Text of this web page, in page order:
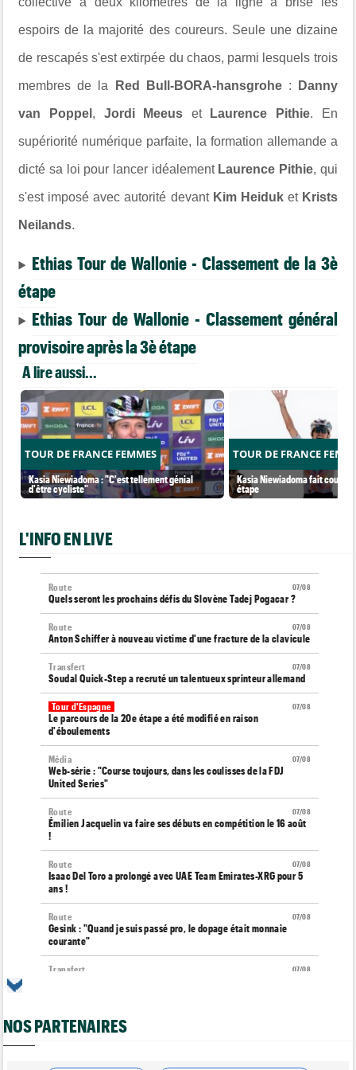
espoirs de la majorité des coureurs. Seule une dizaine
de rescapés s'est extirpée du chaos, parmi lesquels trois
membres de la Red Bull-BORA-hansgrohe: Danny
van Poppel , Jordi Meeus et Laurence Pithie. En
supériorité numérique parfaite, la formation allemande a
dicté sa loi pour lancer idéalement Laurence Pithie, qui
s'est imposé avec autorité devant Kim Heiduket Krists
Neilands.
Ethias Tour de Wallonie - Classement de la 3è
étape
Ethias Tour de Wallonie - Classement général
provisoire après la 3è étape
A lire aussi...
TOUR DE FRANCE FEMMES
Kasia Niewiadoma : "C'est tellement génial
d'être cycliste"
TOUR DE FRANCE
Kasia Niewiadoma fait coup
étape
L'INFO EN LIVE
07/08
Route
Quels seront les prochains défis du Slovène Tadej Pogacar ?
07/08
Route
Anton Schiffer à nouveau victime d'une fracture de la clavicule
07/08
Transfert
Soudal Quick-Step a recruté un talentueux sprinteur allemand
07/08
Tour d'Espagne
Le parcours de la 20e étape a été modifié en raison
d'éboulements
07/08
Média
Web-série : "Course toujours, dans les coulisses de la FDJ
United Series"
07/08
Route
Émilien Jacquelin va faire ses débuts en compétition le 16 août
!
07/08
Route
Isaac Del Toro a prolongé avec UAE Team Emirates-XRG pour 5
ans !
07/08
Route
Gesink : "Quand je suis passé pro, le dopage était monnaie
courante"
07/08
Transfert
Transfert
Lotto-Intermarché fait passer pro trois jeunes de sa formation
NOS PARTENAIRES